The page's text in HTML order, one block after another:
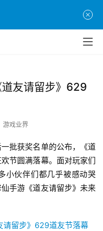
友请留步》629
游戏业界
批获奖名单的公布，《道
节圆满落幕。面对玩家们
小伙伴们都几乎被感动哭
手游《道友请留步》未来